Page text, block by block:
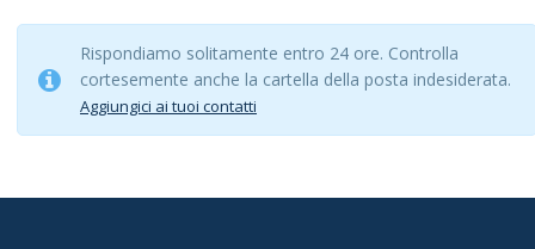
Rispondiamo solitamente entro 24 ore. Controlla
cortesemente anche la cartella della posta indesiderata.
Aggiungici ai tuoi contatti